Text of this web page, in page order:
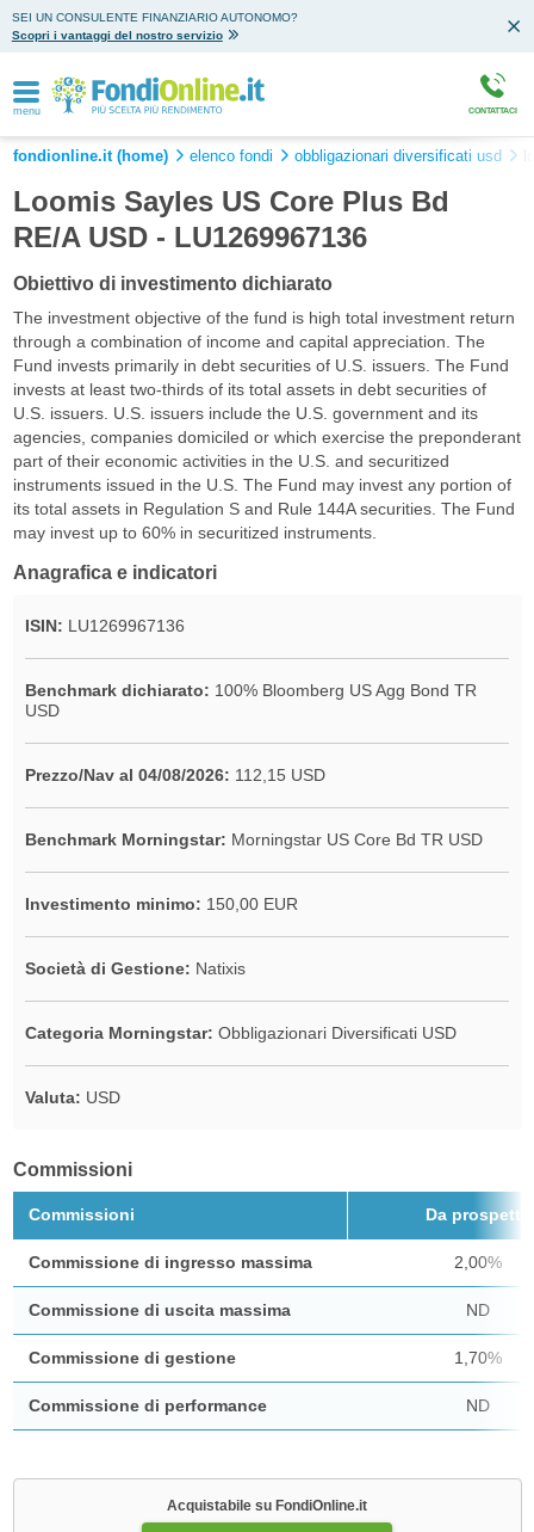
SEI UN CONSULENTE FINANZIARIO AUTONOMO?
Scopri i vantaggi del nostro servizio
menu CONTATTACI
fondionline.it (home) elenco fondi obbligazionari diversificati usd
Loomis Sayles US Core Plus Bd
RE/A USD - LU1269967136
Obiettivo di investimento dichiarato
The investment objective of the fund is high total investment return
through a combination of income and capital appreciation. The
Fund invests primarily in debt securities of U.S. issuers. The Fund
invests at least two-thirds of its total assets in debt securities of
U.S. issuers. U.S. issuers include the U.S. government and its
agencies, companies domiciled or which exercise the preponderant
part of their economic activities in the U.S. and securitized
instruments issued in the U.S. The Fund may invest any portion of
its total assets in Regulation S and Rule 144A securities. The Fund
may invest up to 60% in securitized instruments.
Anagrafica e indicatori
ISIN: LU1269967136
Benchmark dichiarato: 100% Bloomberg US Agg Bond TR
USD
Prezzo/Nav al 04/08/2026: 112,15 USD
Benchmark Morningstar: Morningstar US Core Bd TR USD
Investimento minimo: 150,00 EUR
Società di Gestione: Natixis
Categoria Morningstar: Obbligazionari Diversificati USD
Valuta: USD
Commissioni
Commissioni Da prospetto
Commissione di ingresso massima 2,00%
Commissione di uscita massima ND
Commissione di gestione 1,70%
Commissione di performance ND
Acquistabile su FondiOnline.it